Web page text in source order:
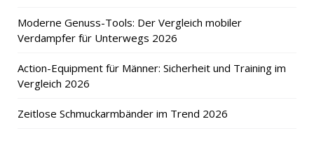
Moderne Genuss-Tools: Der Vergleich mobiler
Verdampfer für Unterwegs 2026
Action-Equipment für Männer: Sicherheit und Training im
Vergleich 2026
Zeitlose Schmuckarmbänder im Trend 2026